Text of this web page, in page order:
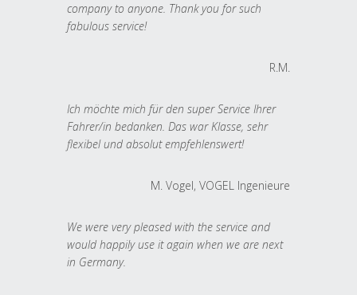
company to anyone. Thank you for such
fabulous service!
R.M.
Ich möchte mich für den super Service Ihrer
Fahrer/in bedanken. Das war Klasse, sehr
flexibel und absolut empfehlenswert!
M. Vogel, VOGEL Ingenieure
We were very pleased with the service and
would happily use it again when we are next
in Germany.